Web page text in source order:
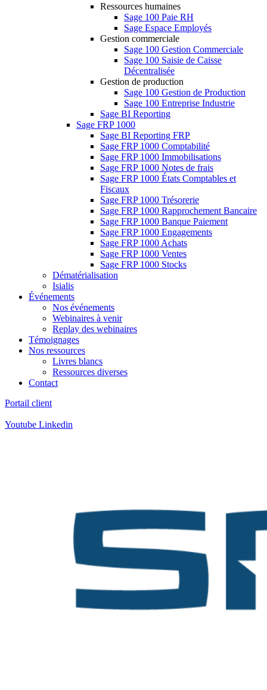
Ressources humaines
Sage 100 Paie RH
Sage Espace Employés
Gestion commerciale
Sage 100 Gestion Commerciale
Sage 100 Saisie de Caisse
Décentralisée
Gestion de production
Sage 100 Gestion de Production
Sage 100 Entreprise Industrie
Sage BI Reporting
Sage FRP 1000
Sage BI Reporting FRP
Sage FRP 1000 Comptabilité
Sage FRP 1000 Immobilisations
Sage FRP 1000 Notes de frais
Sage FRP 1000 États Comptables et
Fiscaux
Sage FRP 1000 Trésorerie
Sage FRP 1000 Rapprochement Bancaire
Sage FRP 1000 Banque Paiement
Sage FRP 1000 Engagements
Sage FRP 1000 Achats
Sage FRP 1000 Ventes
Sage FRP 1000 Stocks
Dématérialisation
Isialis
Événements
Nos événements
Webinaires à venir
Replay des webinaires
Témoignages
Nos ressources
Livres blancs
Ressources diverses
Contact
Portail client
Youtube Linkedin